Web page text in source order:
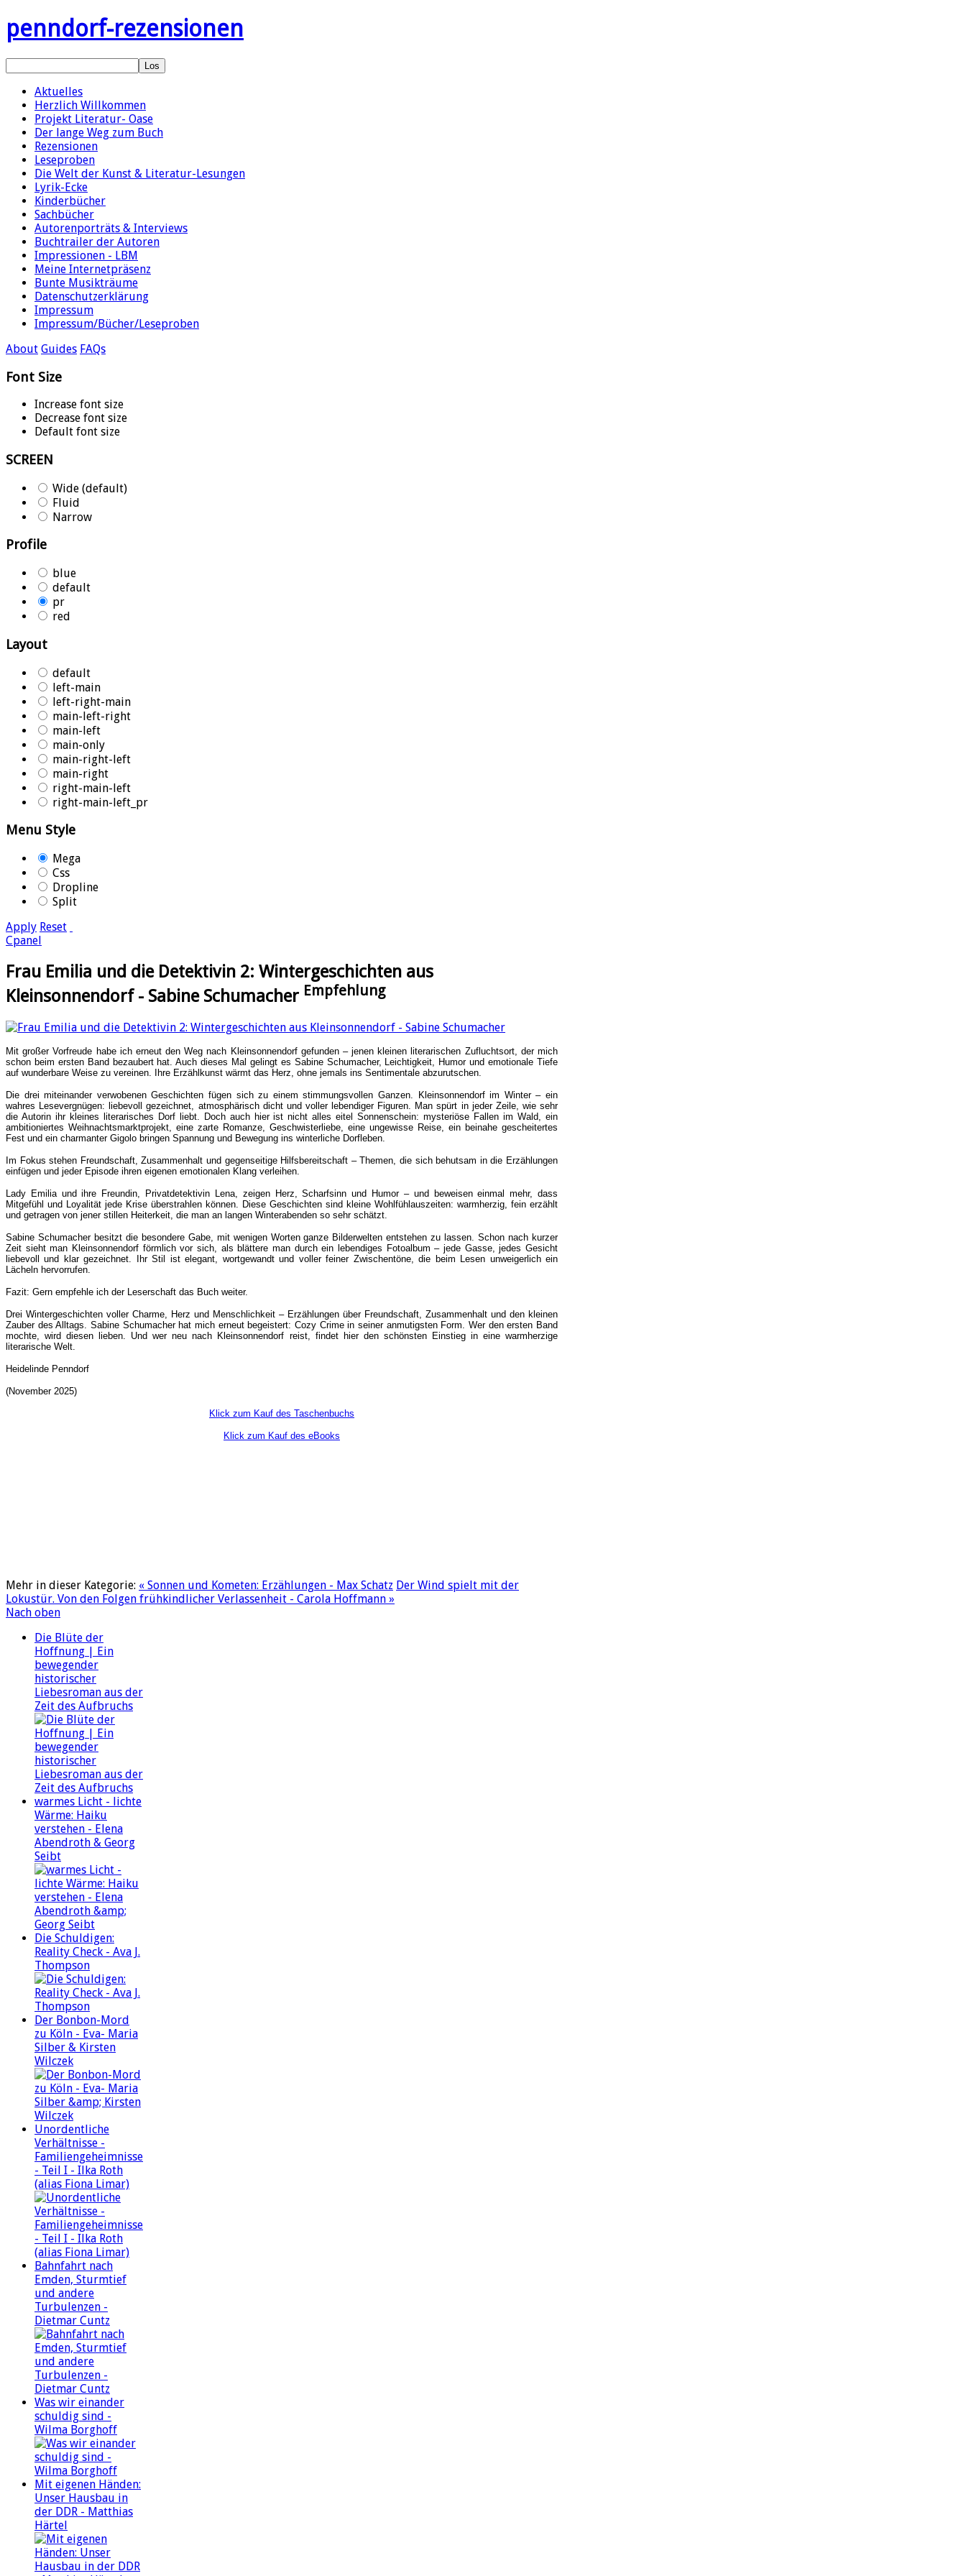
penndorf-rezensionen
Aktuelles
Herzlich Willkommen
Projekt Literatur- Oase
Der lange Weg zum Buch
Rezensionen
Leseproben
Die Welt der Kunst & Literatur-Lesungen
Lyrik-Ecke
Kinderbücher
Sachbücher
Autorenporträts & Interviews
Buchtrailer der Autoren
Impressionen - LBM
Meine Internetpräsenz
Bunte Musikträume
Datenschutzerklärung
Impressum
Impressum/Bücher/Leseproben
About Guides FAQs
Font Size
Increase font size
Decrease font size
Default font size
SCREEN
Wide (default)
Fluid
Narrow
Profile
blue
default
pr
red
Layout
default
left-main
left-right-main
main-left-right
main-left
main-only
main-right-left
main-right
right-main-left
right-main-left_pr
Menu Style
Mega
Css
Dropline
Split
Apply Reset
Cpanel
Frau Emilia und die Detektivin 2: Wintergeschichten aus
Kleinsonnendorf - Sabine Schumacher Empfehlung
Mit großer Vorfreude habe ich erneut den Weg nach Kleinsonnendorf gefunden – jenen kleinen literarischen Zufluchtsort, der mich
schon beim ersten Band bezaubert hat. Auch dieses Mal gelingt es Sabine Schumacher, Leichtigkeit, Humor und emotionale Tiefe
auf wunderbare Weise zu vereinen. Ihre Erzählkunst wärmt das Herz, ohne jemals ins Sentimentale abzurutschen.
Die drei miteinander verwobenen Geschichten fügen sich zu einem stimmungsvollen Ganzen. Kleinsonnendorf im Winter – ein
wahres Lesevergnügen: liebevoll gezeichnet, atmosphärisch dicht und voller lebendiger Figuren. Man spürt in jeder Zeile, wie sehr
die Autorin ihr kleines literarisches Dorf liebt. Doch auch hier ist nicht alles eitel Sonnenschein: mysteriöse Fallen im Wald, ein
ambitioniertes Weihnachtsmarktprojekt, eine zarte Romanze, Geschwisterliebe, eine ungewisse Reise, ein beinahe gescheitertes
Fest und ein charmanter Gigolo bringen Spannung und Bewegung ins winterliche Dorfleben.
Im Fokus stehen Freundschaft, Zusammenhalt und gegenseitige Hilfsbereitschaft – Themen, die sich behutsam in die Erzählungen
einfügen und jeder Episode ihren eigenen emotionalen Klang verleihen.
Lady Emilia und ihre Freundin, Privatdetektivin Lena, zeigen Herz, Scharfsinn und Humor – und beweisen einmal mehr, dass
Mitgefühl und Loyalität jede Krise überstrahlen können. Diese Geschichten sind kleine Wohlfühlauszeiten: warmherzig, fein erzählt
und getragen von jener stillen Heiterkeit, die man an langen Winterabenden so sehr schätzt.
Sabine Schumacher besitzt die besondere Gabe, mit wenigen Worten ganze Bilderwelten entstehen zu lassen. Schon nach kurzer
Zeit sieht man Kleinsonnendorf förmlich vor sich, als blättere man durch ein lebendiges Fotoalbum – jede Gasse, jedes Gesicht
liebevoll und klar gezeichnet. Ihr Stil ist elegant, wortgewandt und voller feiner Zwischentöne, die beim Lesen unweigerlich ein
Lächeln hervorrufen.
Fazit: Gern empfehle ich der Leserschaft das Buch weiter.
Drei Wintergeschichten voller Charme, Herz und Menschlichkeit – Erzählungen über Freundschaft, Zusammenhalt und den kleinen
Zauber des Alltags. Sabine Schumacher hat mich erneut begeistert: Cozy Crime in seiner anmutigsten Form. Wer den ersten Band
mochte, wird diesen lieben. Und wer neu nach Kleinsonnendorf reist, findet hier den schönsten Einstieg in eine warmherzige
literarische Welt.
Heidelinde Penndorf
(November 2025)
Klick zum Kauf des Taschenbuchs
Klick zum Kauf des eBooks
Mehr in dieser Kategorie: « Sonnen und Kometen: Erzählungen - Max Schatz Der Wind spielt mit der
Lokustür. Von den Folgen frühkindlicher Verlassenheit - Carola Hoffmann »
Nach oben
Die Blüte der
Hoffnung | Ein
bewegender
historischer
Liebesroman aus der
Zeit des Aufbruchs
warmes Licht - lichte
Wärme: Haiku
verstehen - Elena
Abendroth & Georg
Seibt
Die Schuldigen:
Reality Check - Ava J.
Thompson
Der Bonbon-Mord
zu Köln - Eva- Maria
Silber & Kirsten
Wilczek
Unordentliche
Verhältnisse -
Familiengeheimnisse
- Teil I - Ilka Roth
(alias Fiona Limar)
Bahnfahrt nach
Emden, Sturmtief
und andere
Turbulenzen -
Dietmar Cuntz
Was wir einander
schuldig sind -
Wilma Borghoff
Mit eigenen Händen:
Unser Hausbau in
der DDR - Matthias
Härtel